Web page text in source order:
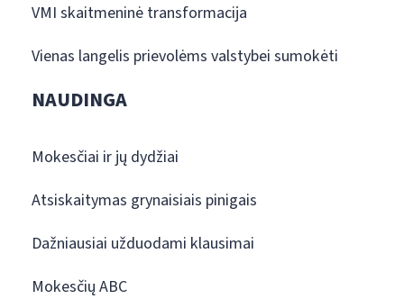
VMI skaitmeninė transformacija
Vienas langelis prievolėms valstybei sumokėti
NAUDINGA
Mokesčiai ir jų dydžiai
Atsiskaitymas grynaisiais pinigais
Dažniausiai užduodami klausimai
Mokesčių ABC